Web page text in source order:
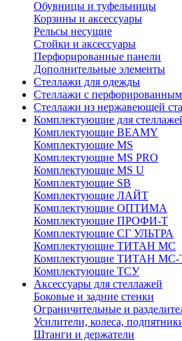
Обувницы и туфельницы
Корзины и аксессуары
Рельсы несущие
Стойки и аксессуары
Перфорированные панели
Дополнительные элементы
Стеллажи для одежды
Стеллажи с
Стеллажи из нержавеющей
Комплектующие для
Комплектующие BEAMY
Комплектующие MS
Комплектующие MS PRO
Комплектующие MS U
Комплектующие SB
Комплектующие ЛАЙТ
Комплектующие ОПТИМА
Комплектующие ПРОФИ-Т
Комплектующие СГ УЛЬТРА
Комплектующие ТИТАН МС
Комплектующие ТИТАН МС-
Комплектующие ТСУ
Аксессуары для стеллажей
Боковые и задние стенки
Ограничительные и
Усилители, колеса,
Штанги и держатели